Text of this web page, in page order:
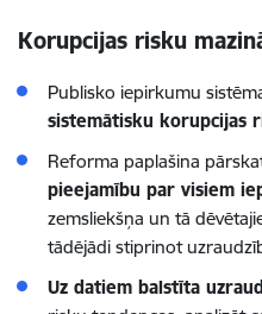
Korupcijas risku
Publisko iepirkumu
sistemātisku korupcijas
Reforma paplašina
pieejamību par visiem
zemsliekšņa un tā
tādējādi stiprinot
Uz datiem balstīta